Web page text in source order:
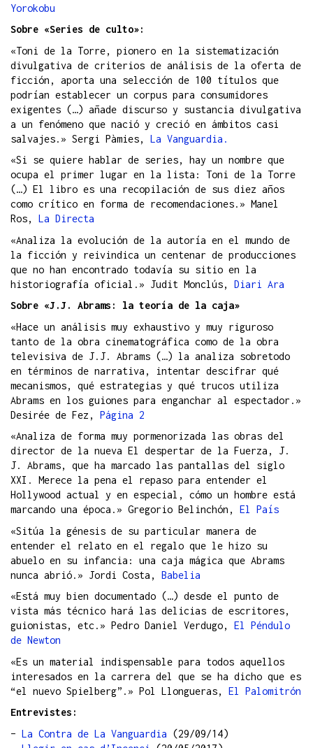
Yorokobu
Sobre «Series de culto»:
«Toni de la Torre, pionero en la sistematización
divulgativa de criterios de análisis de la oferta de
ficción, aporta una selección de 100 títulos que
podrían establecer un corpus para consumidores
exigentes (…) añade discurso y sustancia divulgativa
a un fenómeno que nació y creció en ámbitos casi
salvajes.» Sergi Pàmies, La Vanguardia.
«Si se quiere hablar de series, hay un nombre que
ocupa el primer lugar en la lista: Toni de la Torre
(…) El libro es una recopilación de sus diez años
como crítico en forma de recomendaciones.» Manel
Ros, La Directa
«Analiza la evolución de la autoría en el mundo de
la ficción y reivindica un centenar de producciones
que no han encontrado todavía su sitio en la
historiografía oficial.» Judit Monclús, Diari Ara
Sobre «J.J. Abrams: la teoría de la caja»
«Hace un análisis muy exhaustivo y muy riguroso
tanto de la obra cinematográfica como de la obra
televisiva de J.J. Abrams (…) la analiza sobretodo
en términos de narrativa, intentar descifrar qué
mecanismos, qué estrategias y qué trucos utiliza
Abrams en los guiones para enganchar al espectador.»
Desirée de Fez, Página 2
«Analiza de forma muy pormenorizada las obras del
director de la nueva El despertar de la Fuerza, J.
J. Abrams, que ha marcado las pantallas del siglo
XXI. Merece la pena el repaso para entender el
Hollywood actual y en especial, cómo un hombre está
marcando una época.» Gregorio Belinchón, El País
«Sitúa la génesis de su particular manera de
entender el relato en el regalo que le hizo su
abuelo en su infancia: una caja mágica que Abrams
nunca abrió.» Jordi Costa, Babelia
«Está muy bien documentado (…) desde el punto de
vista más técnico hará las delicias de escritores,
guionistas, etc.» Pedro Daniel Verdugo, El Péndulo
de Newton
«Es un material indispensable para todos aquellos
interesados en la carrera del que se ha dicho que es
“el nuevo Spielberg”.» Pol Llongueras, El Palomitrón
Entrevistes:
– La Contra de La Vanguardia (29/09/14)